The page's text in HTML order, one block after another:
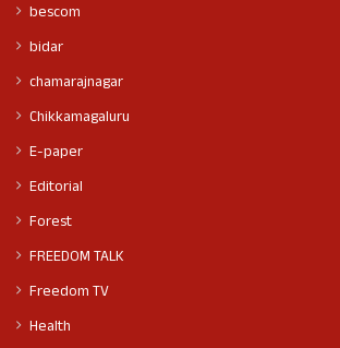
bescom
bidar
chamarajnagar
Chikkamagaluru
E-paper
Editorial
Forest
FREEDOM TALK
Freedom TV
Health